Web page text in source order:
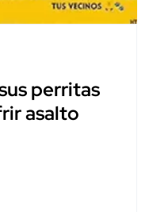
perritas
asalto